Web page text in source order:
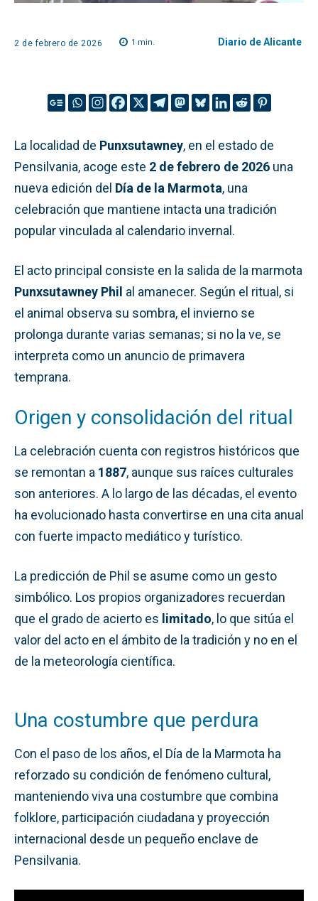
2 de febrero de 2026 1 min. Diario de Alicante
La localidad de Punxsutawney, en el estado de
Pensilvania, acoge este 2 de febrero de 2026 una
nueva edición del Día de la Marmota, una
celebración que mantiene intacta una tradición
popular vinculada al calendario invernal.
El acto principal consiste en la salida de la marmota
Punxsutawney Phil al amanecer. Según el ritual, si
el animal observa su sombra, el invierno se
prolonga durante varias semanas; si no la ve, se
interpreta como un anuncio de primavera
temprana.
Origen y consolidación del ritual
La celebración cuenta con registros históricos que
se remontan a 1887, aunque sus raíces culturales
son anteriores. A lo largo de las décadas, el evento
ha evolucionado hasta convertirse en una cita anual
con fuerte impacto mediático y turístico.
La predicción de Phil se asume como un gesto
simbólico. Los propios organizadores recuerdan
que el grado de acierto es limitado, lo que sitúa el
valor del acto en el ámbito de la tradición y no en el
de la meteorología científica.
Una costumbre que perdura
Con el paso de los años, el Día de la Marmota ha
reforzado su condición de fenómeno cultural,
manteniendo viva una costumbre que combina
folklore, participación ciudadana y proyección
internacional desde un pequeño enclave de
Pensilvania.